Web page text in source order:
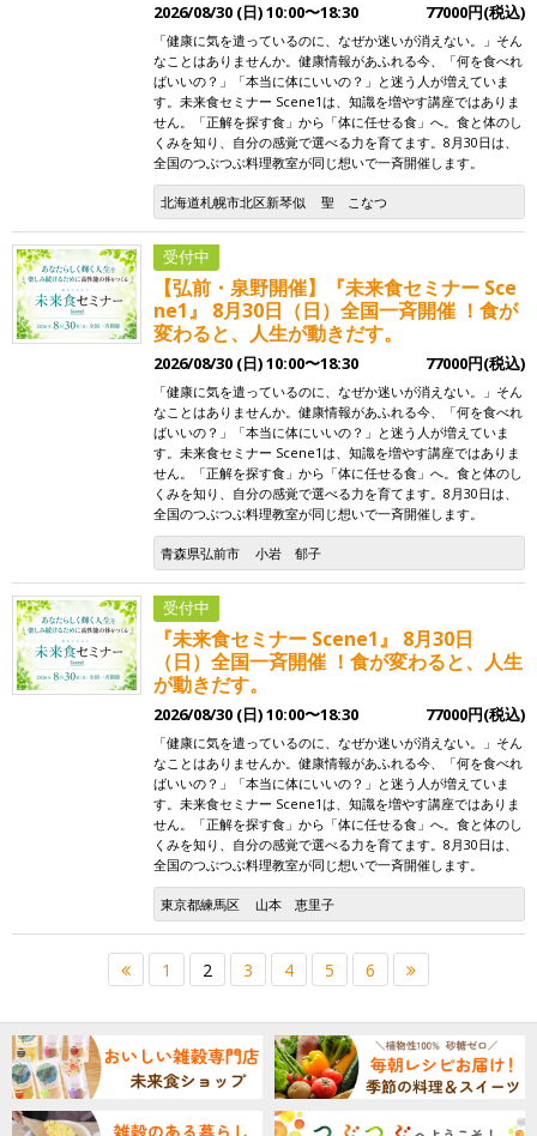
2026/08/30 (日) 10:00〜18:30 77000円(税込)
「健康に気を遣っているのに、なぜか迷いが消えない。」そん
なことはありませんか。健康情報があふれる今、「何を食べれ
ばいいの？」「本当に体にいいの？」と迷う人が増えていま
す。未来食セミナー Scene1は、知識を増やす講座ではありま
せん。「正解を探す食」から「体に任せる食」へ。食と体のし
くみを知り、自分の感覚で選べる力を育てます。8月30日は、
全国のつぶつぶ料理教室が同じ想いで一斉開催します。
北海道札幌市北区新琴似 聖 こなつ
受付中
【弘前・泉野開催】『未来食セミナー Sce
ne1』 8月30日（日）全国一斉開催 ！食が
変わると、人生が動きだす。
2026/08/30 (日) 10:00〜18:30 77000円(税込)
「健康に気を遣っているのに、なぜか迷いが消えない。」そん
なことはありませんか。健康情報があふれる今、「何を食べれ
ばいいの？」「本当に体にいいの？」と迷う人が増えていま
す。未来食セミナー Scene1は、知識を増やす講座ではありま
せん。「正解を探す食」から「体に任せる食」へ。食と体のし
くみを知り、自分の感覚で選べる力を育てます。8月30日は、
全国のつぶつぶ料理教室が同じ想いで一斉開催します。
青森県弘前市 小岩 郁子
受付中
『未来食セミナー Scene1』 8月30日
（日）全国一斉開催 ！食が変わると、人生
が動きだす。
2026/08/30 (日) 10:00〜18:30 77000円(税込)
「健康に気を遣っているのに、なぜか迷いが消えない。」そん
なことはありませんか。健康情報があふれる今、「何を食べれ
ばいいの？」「本当に体にいいの？」と迷う人が増えていま
す。未来食セミナー Scene1は、知識を増やす講座ではありま
せん。「正解を探す食」から「体に任せる食」へ。食と体のし
くみを知り、自分の感覚で選べる力を育てます。8月30日は、
全国のつぶつぶ料理教室が同じ想いで一斉開催します。
東京都練馬区 山本 恵里子
1 2 3 4 5 6